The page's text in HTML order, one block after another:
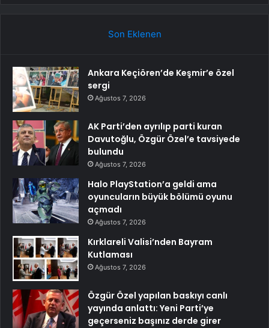
Son Eklenen
Ankara Keçiören’de Keşmir’e özel
sergi
Ağustos 7, 2026
AK Parti’den ayrılıp parti kuran
Davutoğlu, Özgür Özel’e tavsiyede
bulundu
Ağustos 7, 2026
Halo PlayStation’a geldi ama
oyuncuların büyük bölümü oyunu
açmadı
Ağustos 7, 2026
Kırklareli Valisi’nden Bayram
Kutlaması
Ağustos 7, 2026
Özgür Özel yapılan baskıyı canlı
yayında anlattı: Yeni Parti’ye
geçerseniz başınız derde girer